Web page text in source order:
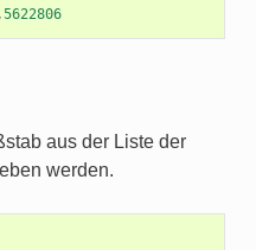
5622806
aus der Liste der
werden.